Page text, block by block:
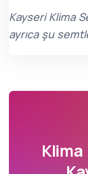
Kayseri Klima
ayrıca şu